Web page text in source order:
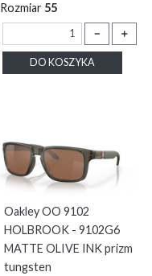
Rozmiar 55
－ ＋
DO KOSZYKA
Oakley OO 9102
HOLBROOK - 9102G6
MATTE OLIVE INK prizm
tungsten